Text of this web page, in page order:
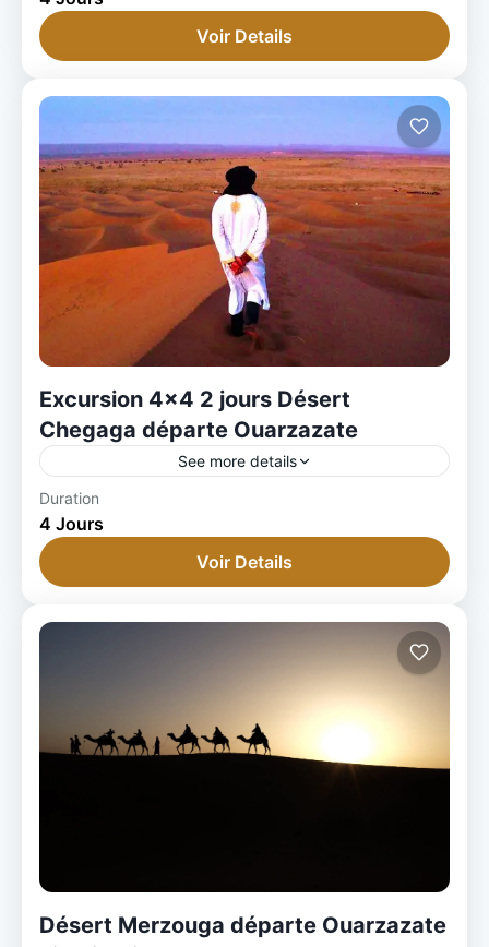
Voir Details
Excursion 4×4 2 jours Désert
Chegaga départe Ouarzazate
See more details
Duration
4 Jours
Voir Details
Désert Merzouga départe Ouarzazate